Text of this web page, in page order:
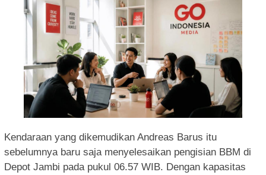
Kendaraan yang dikemudikan Andreas Barus itu
sebelumnya baru saja menyelesaikan pengisian BBM di
Depot Jambi pada pukul 06.57 WIB. Dengan kapasitas